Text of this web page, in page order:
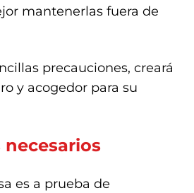
mantenerlas fuera de
precauciones, creará
y acogedor para su
es a prueba de